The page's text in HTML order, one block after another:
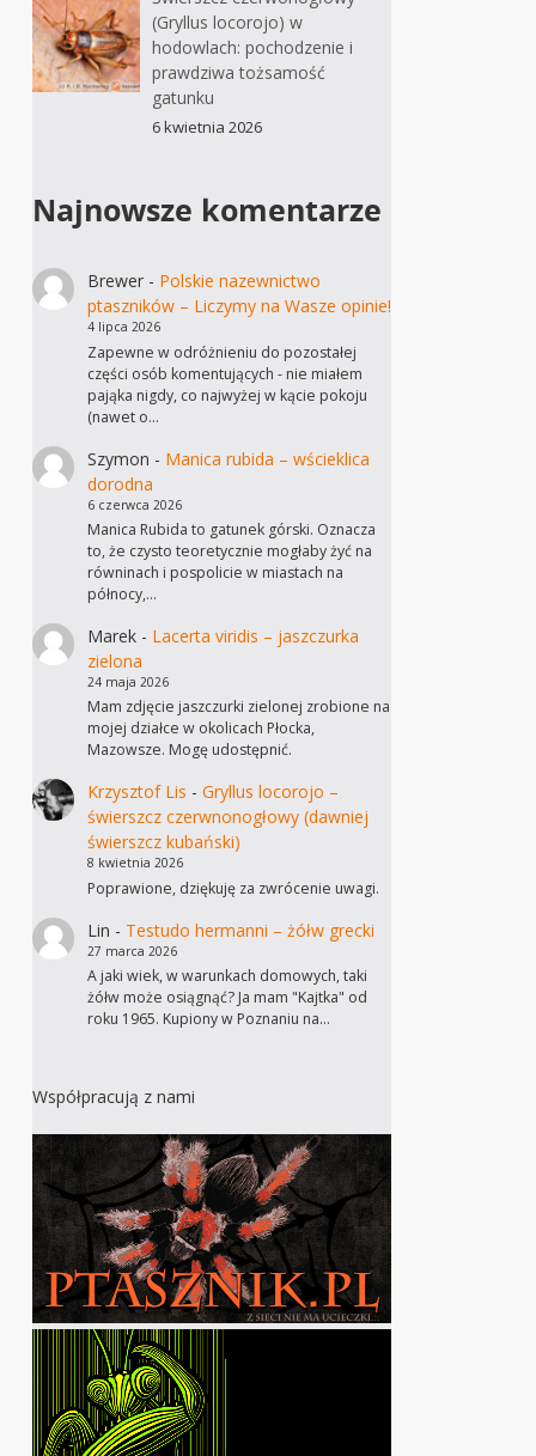
(Gryllus locorojo) w
hodowlach: pochodzenie i
prawdziwa tożsamość
gatunku
6 kwietnia 2026
Najnowsze komentarze
Brewer- Polskie nazewnictwo
ptaszników – Liczymy na Wasze opinie!
4 lipca 2026
Zapewne w odróżnieniu do pozostałej
części osób komentujących - nie miałem
pająka nigdy, co najwyżej w kącie pokoju
(nawet o…
Szymon - Manica rubida – wścieklica
dorodna
6 czerwca 2026
Manica Rubida to gatunek górski. Oznacza
to, że czysto teoretycznie mogłaby żyć na
równinach i pospolicie w miastach na
północy,…
Marek- Lacerta viridis – jaszczurka
zielona
24 maja 2026
Mam zdjęcie jaszczurki zielonej zrobione na
mojej działce w okolicach Płocka,
Mazowsze. Mogę udostępnić.
Krzysztof Lis - Gryllus locorojo –
świerszcz czerwnonogłowy (dawniej
świerszcz kubański)
8 kwietnia 2026
Poprawione, dziękuję za zwrócenie uwagi.
Lin - Testudo hermanni – żółw grecki
27 marca 2026
A jaki wiek, w warunkach domowych, taki
żółw może osiągnąć? Ja mam "Kajtka" od
roku 1965. Kupiony w Poznaniu na…
Współpracują z nami